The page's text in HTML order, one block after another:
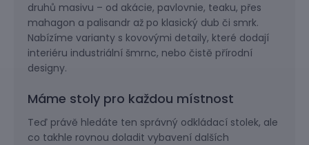
druhů masivu – od akácie, pavlovnie, teaku, přes
mahagon a palisandr až po klasický dub či smrk.
Nabízíme varianty s kovovými detaily, které dodají
interiéru industriální šmrnc, nebo čistě přírodní
designy.
Máme stoly pro každou místnost
Teď právě hledáte ten správný odkládací stolek, ale
co takhle rovnou doladit vybavení dalších